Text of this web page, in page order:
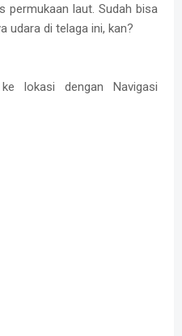
permukaan laut. Sudah bisa
udara di telaga ini, kan?
lokasi dengan Navigasi